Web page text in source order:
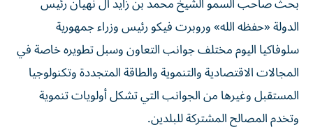
الدولة «حفظه الله» وروبرت فيكو رئيس وزراء جمهورية
سلوفاكيا اليوم مختلف جوانب التعاون وسبل تطويره خاصة في
المجالات الاقتصادية والتنموية والطاقة المتجددة وتكنولوجيا
المستقبل وغيرها من الجوانب التي تشكل أولويات تنموية
وتخدم المصالح المشتركة للبلدين.